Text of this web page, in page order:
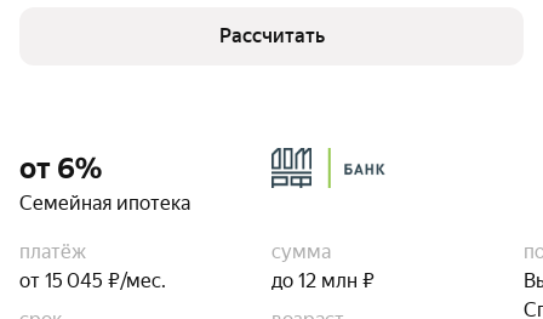
Рассчитать
от 6%
Семейная ипотека
платёж
от 15 045 ₽/мес.
сумма
до 12 млн ₽